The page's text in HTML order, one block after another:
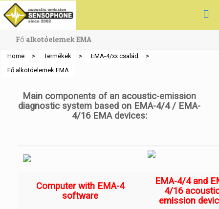
Fő alkotóelemek EMA
Home > Termékek > EMA-4/xx család
>
Fő alkotóelemek EMA
Main components of an acoustic-emission
diagnostic system based on EMA-4/4 / EMA-
4/16 EMA devices:
Computer with EMA-4
software
EMA-4/4 and
4/16
emission